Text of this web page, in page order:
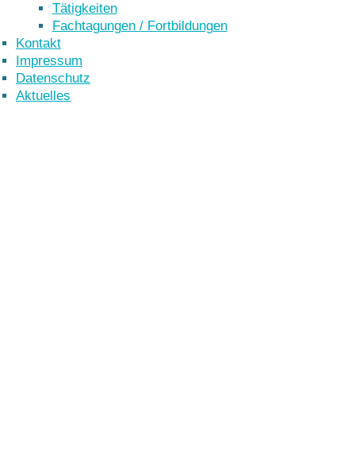
Tätigkeiten
Fachtagungen / Fortbildungen
Kontakt
Impressum
Datenschutz
Aktuelles